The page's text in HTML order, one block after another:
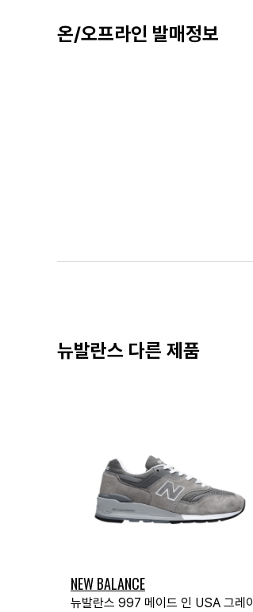
온/오프라인 발매정보
뉴발란스 다른 제품
NEW BALANCE
뉴발란스 997 메이드 인 USA 그레이